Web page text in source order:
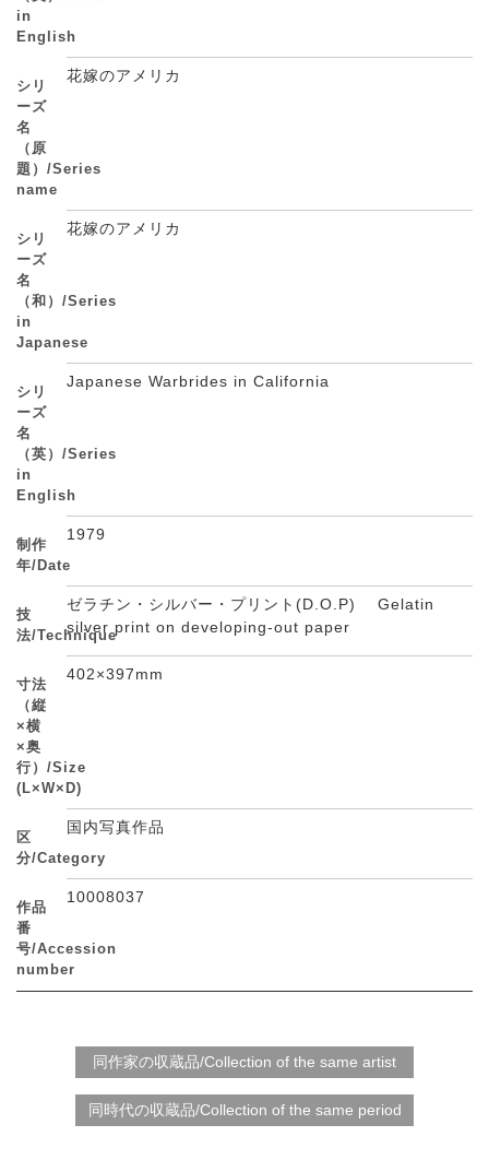
in
English
シリ
ーズ
名
（原
題）/Series
name
花嫁のアメリカ
シリ
ーズ
名
（和）/Series
in
Japanese
花嫁のアメリカ
シリ
ーズ
名
（英）/Series
in
English
Japanese Warbrides in California
制作
年/Date
1979
技
法/Technique
ゼラチン・シルバー・プリント(D.O.P) Gelatin
silver print on developing-out paper
寸法
（縦
×横
×奥
行）/Size
(L×W×D)
402×397mm
区
分/Category
国内写真作品
作品
番
号/Accession
number
10008037